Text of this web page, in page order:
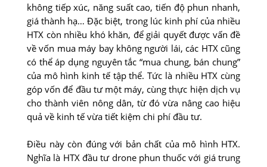
không tiếp xúc, năng suất cao, tiến độ phun nhanh,
giá thành hạ… Đặc biệt, trong lúc kinh phí của nhiều
HTX còn nhiều khó khăn, để giải quyết được vấn đề
về vốn mua máy bay không người lái, các HTX cũng
có thể áp dụng nguyên tắc “mua chung, bán chung”
của mô hình kinh tế tập thể. Tức là nhiều HTX cùng
góp vốn để đầu tư một máy, cùng thực hiện dịch vụ
cho thành viên nông dân, từ đó vừa nâng cao hiệu
quả về kinh tế vừa tiết kiệm chi phí đầu tư.
Điều này còn đúng với bản chất của mô hình HTX.
Nghĩa là HTX đầu tư drone phun thuốc với giá trung